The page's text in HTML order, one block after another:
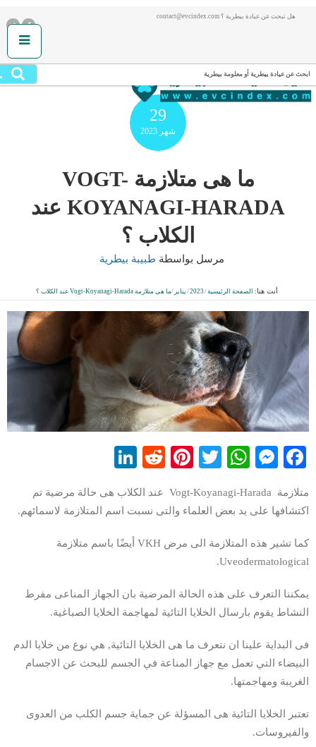
هل تبحث عن عيادة بيطرية ؟ contact@evcindex.com
ابحث عن عيادة بيطرية أو معلومة بيطرية
29
شهر 2023
ما هى متلازمة VOGT-
KOYANAGI-HARADA عند
الكلاب ؟
مرسل بواسطة طبيبة بيطرية
أنت هنا: الصفحة الرئيسية/
2023
/ يناير /ما هى متلازمة Vogt-Koyanagi-Harada عند الكلاب ؟
Facebook
Messenger
WhatsApp
Twitter
Pinterest
Reddit
متلازمة Vogt-Koyanagi-Harada عند الكلاب هى حالة مرضية تم
اكتشافها على يد بعض العلماء والتى نسبت اسم المتلازمة لاسمائهم.
كما تشير هذه المتلازمة الى مرض VKH أيضًا باسم متلازمة
Uveodermatological.
يمكننا التعرف على هذه الحالة المرضية بان الجهاز المناعى مفرط
النشاط يقوم بارسال الخلايا التائية لمهاجمة الخلايا الصباغية.
فى البداية علينا ان نتعرف ما هى الخلايا التائية, هي نوع من خلايا الدم
البيضاء التي تعمل مع جهاز المناعة في الجسم للبحث عن الاجسام
الغريبة ومهاجمتها.
تعتبر الخلايا التائية هى المسؤلة عن جماية جسم الكلب من العدوى
والفيروسات.